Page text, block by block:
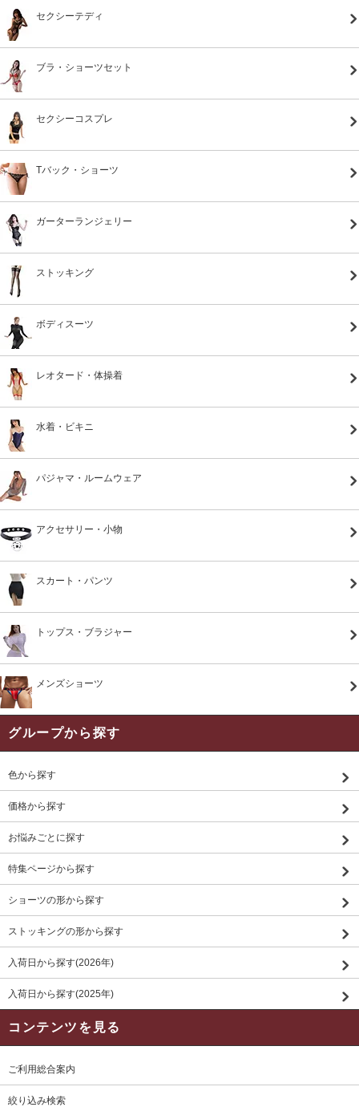
セクシーテディ
ブラ・ショーツセット
セクシーコスプレ
Tバック・ショーツ
ガーターランジェリー
ストッキング
ボディスーツ
レオタード・体操着
水着・ビキニ
パジャマ・ルームウェア
アクセサリー・小物
スカート・パンツ
トップス・ブラジャー
メンズショーツ
グループから探す
色から探す
価格から探す
お悩みごとに探す
特集ページから探す
ショーツの形から探す
ストッキングの形から探す
入荷日から探す(2026年)
入荷日から探す(2025年)
コンテンツを見る
ご利用総合案内
絞り込み検索